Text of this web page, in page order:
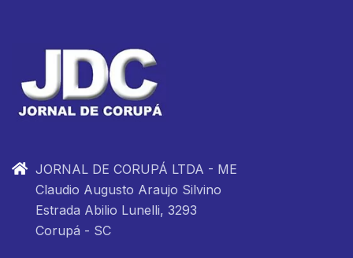
JORNAL DE CORUPÁ LTDA - ME
Claudio Augusto Araujo Silvino
Estrada Abilio Lunelli, 3293
Corupá - SC